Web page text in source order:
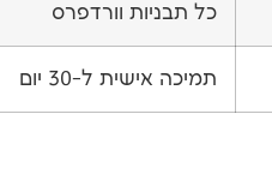
כל תבניות וורדפרס
תמיכה אישית ל-30 יום